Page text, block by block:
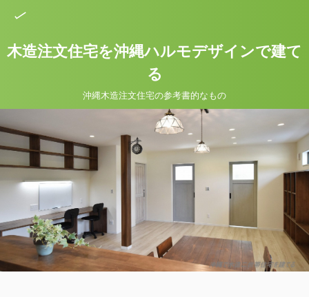
木造注文住宅を沖縄ハルモデザインで建て
る
沖縄木造注文住宅の参考書的なもの